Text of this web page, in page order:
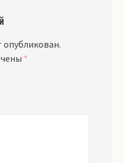
опубликован.
*